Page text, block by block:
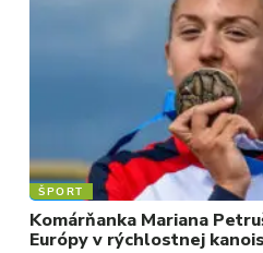
ŠPORT
Komárňanka Mariana
Európy v rýchlostnej